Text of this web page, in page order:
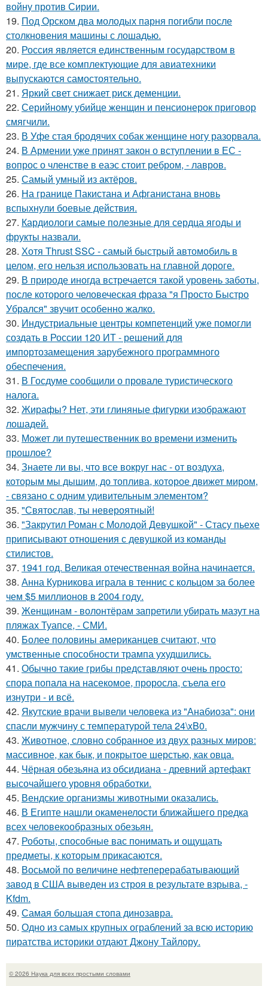
войну против Сирии.
19. Под Орском два молодых парня погибли после
столкновения машины с лошадью.
20. Россия является единственным государством в
мире, где все комплектующие для авиатехники
выпускаются самостоятельно.
21. Яркий свет снижает риск деменции.
22. Серийному убийце женщин и пенсионерок приговор
смягчили.
23. В Уфе стая бродячих собак женщине ногу разорвала.
24. В Армении уже принят закон о вступлении в ЕС -
вопрос о членстве в еаэс стоит ребром, - лавров.
25. Самый умный из актёров.
26. На границе Пакистана и Афганистана вновь
вспыхнули боевые действия.
27. Кардиологи самые полезные для сердца ягоды и
фрукты назвали.
28. Хотя Thrust SSC - самый быстрый автомобиль в
целом, его нельзя использовать на главной дороге.
29. В природе иногда встречается такой уровень заботы,
после которого человеческая фраза "я Просто Быстро
Убрался" звучит особенно жалко.
30. Индустриальные центры компетенций уже помогли
создать в России 120 ИТ - решений для
импортозамещения зарубежного программного
обеспечения.
31. В Госдуме сообщили о провале туристического
налога.
32. Жирафы? Нет, эти глиняные фигурки изображают
лошадей.
33. Может ли путешественник во времени изменить
прошлое?
34. Знаете ли вы, что все вокруг нас - от воздуха,
которым мы дышим, до топлива, которое движет миром,
- связано с одним удивительным элементом?
35. "Святослав, ты невероятный!
36. "Закрутил Роман с Молодой Девушкой" - Стасу пьехе
приписывают отношения с девушкой из команды
стилистов.
37. 1941 год. Великая отечественная война начинается.
38. Анна Курникова играла в теннис с кольцом за более
чем $5 миллионов в 2004 году.
39. Женщинам - волонтёрам запретили убирать мазут на
пляжах Туапсе, - СМИ.
40. Более половины американцев считают, что
умственные способности трампа ухудшились.
41. Обычно такие грибы представляют очень просто:
спора попала на насекомое, проросла, съела его
изнутри - и всё.
42. Якутские врачи вывели человека из "Анабиоза": они
спасли мужчину с температурой тела 24\xB0.
43. Животное, словно собранное из двух разных миров:
массивное, как бык, и покрытое шерстью, как овца.
44. Чёрная обезьяна из обсидиана - древний артефакт
высочайшего уровня обработки.
45. Вендские организмы животными оказались.
46. В Египте нашли окаменелости ближайшего предка
всех человекообразных обезьян.
47. Роботы, способные вас понимать и ощущать
предметы, к которым прикасаются.
48. Восьмой по величине нефтеперерабатывающий
завод в США выведен из строя в результате взрыва, -
Kfdm.
49. Самая большая стопа динозавра.
50. Одно из самых крупных ограблений за всю историю
пиратства историки отдают Джону Тайлору.
© 2026 Наука для всех простыми словами